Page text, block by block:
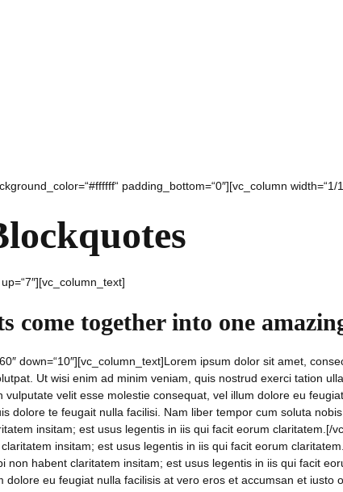
padding_bottom=“0″][vc_column width=“1/
come together into one
down=“10″][vc_column_text]Lorem ipsum dolor sit amet,
Ut wisi enim ad minim veniam, quis nostrud exerci tation
velit esse molestie consequat, vel illum dolore eu
dolore te feugait nulla facilisi. Nam liber tempor cum soluta
insitam; est usus legentis in iis qui facit eorum claritatem.[/
insitam; est usus legentis in iis qui facit eorum
non habent claritatem insitam; est usus legentis in iis qui facit
eu feugiat nulla facilisis at vero eros et accumsan et iusto